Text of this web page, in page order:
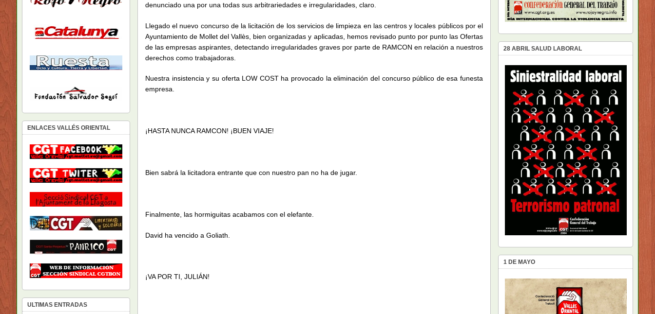
denunciado una por una todas sus arbitrariedades e irregularidades, claro.
Llegado el nuevo concurso de la licitación de los servicios de limpieza en las centros y locales públicos por el
Ayuntamiento de Mollet del Vallès, bien organizadas y aplicadas, hemos revisado punto por punto las Ofertas
de las empresas aspirantes, detectando irregularidades graves por parte de RAMCON en relación a nuestros
derechos como trabajadoras.
Nuestra insistencia y su oferta LOW COST ha provocado la eliminación del concurso público de esa funesta
empresa.
¡HASTA NUNCA RAMCON! ¡BUEN VIAJE!
Bien sabrá la licitadora entrante que con nuestro pan no ha de jugar.
Finalmente, las hormiguitas acabamos con el elefante.
David ha vencido a Goliath.
¡VA POR TI, JULIÁN!
ENLACES VALLÉS ORIENTAL
ULTIMAS ENTRADAS
28 ABRIL SALUD LABORAL
1 DE MAYO